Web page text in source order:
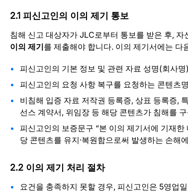
2.1 피신고인의 이의 제기 통보
침해 신고 대상자가 JLC로부터 통보를 받은 후,
이의 제기를 제출해야 합니다. 이의 제기서에는 다
피신고인의 기본 정보 및 관련 자료 성명(회사
피신고인의 요청 사항 복구를 요청하는 콘텐츠
비침해 입증 자료 저작권 등록증, 상표 등록증,
선스 계약서, 위임장 등 해당 콘텐츠가 침해를
피신고인의 보증문구 “본 이의 제기서에 기재
당 콘텐츠를 유지·복원함으로써 발생하는 손해
2.2 이의 제기 처리 절차
요건을 충족하지 못할 경우, 피신고인은 5영업